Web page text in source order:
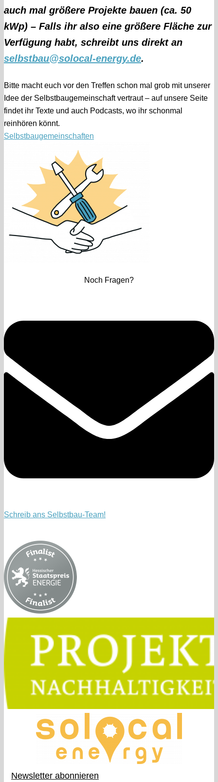
auch mal größere Projekte bauen (ca. 50
kWp) – Falls ihr also eine größere Fläche zur
Verfügung habt, schreibt uns direkt an
selbstbau@solocal-energy.de.
Bitte macht euch vor den Treffen schon mal grob mit unserer
Idee der Selbstbaugemeinschaft vertraut – auf unsere Seite
findet ihr Texte und auch Podcasts, wo ihr schonmal
reinhören könnt.
Selbstbaugemeinschaften
Noch Fragen?
Schreib ans Selbstbau-Team!
Newsletter abonnieren​